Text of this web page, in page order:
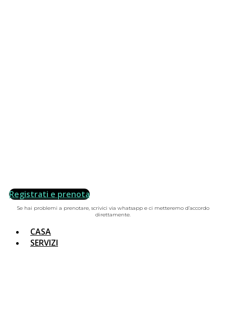
Registrati e prenota
Se hai problemi a prenotare, scrivici via whatsapp e ci metteremo d’accordo
direttamente.
CASA
SERVIZI